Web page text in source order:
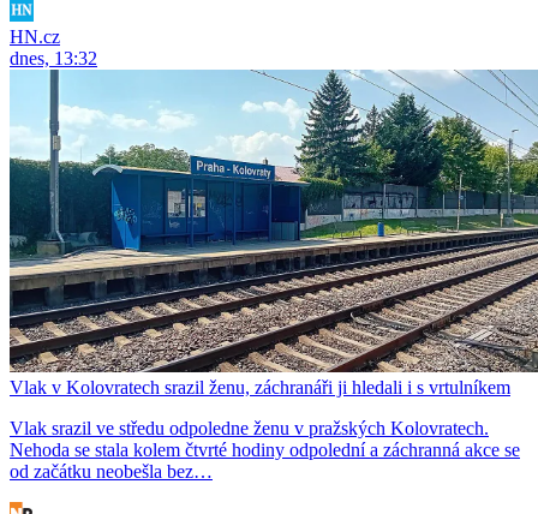
HN.cz
dnes, 13:32
Vlak v Kolovratech srazil ženu, záchranáři ji hledali i s vrtulníkem
Vlak srazil ve středu odpoledne ženu v pražských Kolovratech.
Nehoda se stala kolem čtvrté hodiny odpolední a záchranná akce se
od začátku neobešla bez…